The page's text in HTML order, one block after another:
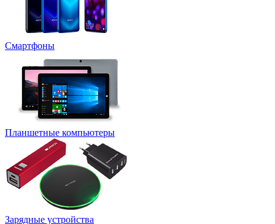
Смартфоны
Планшетные компьютеры
Зарядные устройства